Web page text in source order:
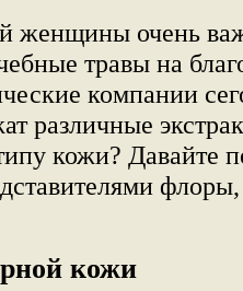
женщины очень
травы на
компании
различные
кожи? Давайте
кожи